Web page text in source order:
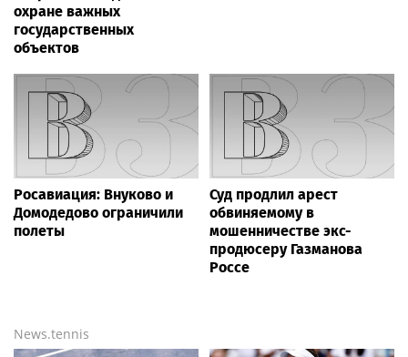
Фотодинамическая
терапия: как
современные технологии
меняют подход к лечению
онкологии
Гастроэнтеролог Садыков
объяснил, как сахар в
рационе ускоряет
изнашивание тканей
Bigpot.news